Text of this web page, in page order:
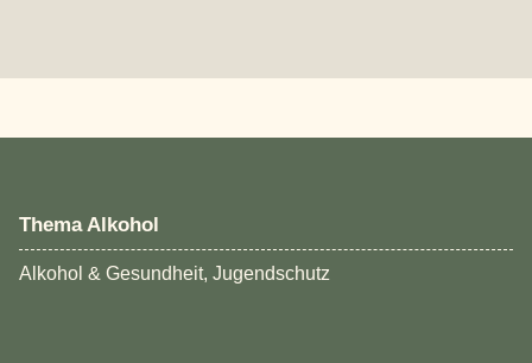
Thema Alkohol
Alkohol & Gesundheit, Jugendschutz